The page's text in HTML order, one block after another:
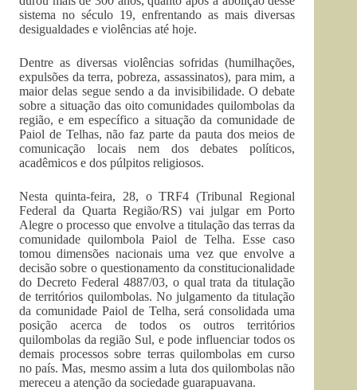
sistema no século 19, enfrentando as mais diversas
desigualdades e violências até hoje.
Dentre as diversas violências sofridas (humilhações,
expulsões da terra, pobreza, assassinatos), para mim, a
maior delas segue sendo a da invisibilidade. O debate
sobre a situação das oito comunidades quilombolas da
região, e em específico a situação da comunidade de
Paiol de Telhas, não faz parte da pauta dos meios de
comunicação locais nem dos debates políticos,
acadêmicos e dos púlpitos religiosos.
Nesta quinta-feira, 28, o TRF4 (Tribunal Regional
Federal da Quarta Região/RS) vai julgar em Porto
Alegre o processo que envolve a titulação das terras da
comunidade quilombola Paiol de Telha. Esse caso
tomou dimensões nacionais uma vez que envolve a
decisão sobre o questionamento da constitucionalidade
do Decreto Federal 4887/03, o qual trata da titulação
de territórios quilombolas. No julgamento da titulação
da comunidade Paiol de Telha, será consolidada uma
posição acerca de todos os outros territórios
quilombolas da região Sul, e pode influenciar todos os
demais processos sobre terras quilombolas em curso
no país. Mas, mesmo assim a luta dos quilombolas não
mereceu a atenção da sociedade guarapuavana.